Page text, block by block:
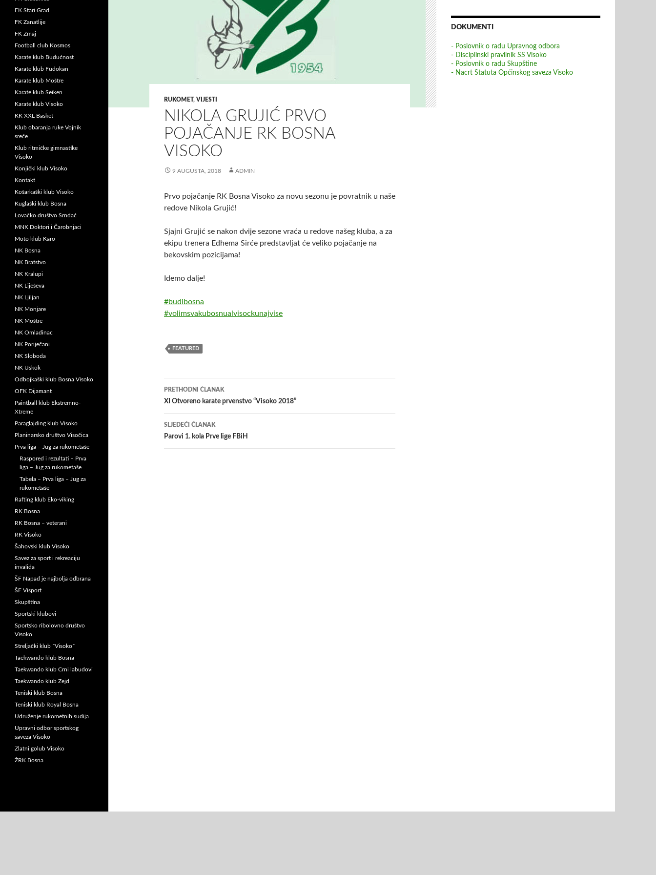
RUKOMET, VIJESTI
NIKOLA GRUJIĆ PRVO
POJAČANJE RK BOSNA
VISOKO
9 AUGUSTA, 2018 ADMIN
Prvo pojačanje RK Bosna Visoko za novu sezonu je povratnik u naše
redove Nikola Grujić!
Sjajni Grujić se nakon dvije sezone vraća u redove našeg kluba, a za
ekipu trenera Edhema Sirće predstavljat će veliko pojačanje na
bekovskim pozicijama!
Idemo dalje!
#budibosna
#volimsvakubosnualvisockunajvise
FEATURED
Navigacija
članaka
PRETHODNI ČLANAK
XI Otvoreno karate prvenstvo “Visoko 2018”
SLJEDEĆI ČLANAK
Parovi 1. kola Prve lige FBiH
DOKUMENTI
- Poslovnik o radu Upravnog odbora
- Disciplinski pravilnik SS Visoko
- Poslovnik o radu Skupštine
- Nacrt Statuta Općinskog saveza Visoko
FK Stari Grad
FK Zanatlije
FK Zmaj
Football club Kosmos
Karate klub Budućnost
Karate klub Fudokan
Karate klub Moštre
Karate klub Seiken
Karate klub Visoko
KK XXL Basket
Klub obaranja ruke Vojnik
sreće
Klub ritmičke gimnastike
Visoko
Konjički klub Visoko
Kontakt
Košarkaški klub Visoko
Kuglaški klub Bosna
Lovačko društvo Srndać
MNK Doktori i Čarobnjaci
Moto klub Karo
NK Bosna
NK Bratstvo
NK Kralupi
NK Liješeva
NK Ljiljan
NK Monjare
NK Moštre
NK Omladinac
NK Poriječani
NK Sloboda
NK Uskok
Odbojkaški klub Bosna Visoko
OFK Dijamant
Paintball klub Ekstremno-
Xtreme
Paraglajding klub Visoko
Planinarsko društvo Visočica
Prva liga – Jug za rukometaše
Raspored i rezultati – Prva
liga – Jug za rukometaše
Tabela – Prva liga – Jug za
rukometaše
Rafting klub Eko-viking
RK Bosna
RK Bosna – veterani
RK Visoko
Šahovski klub Visoko
Savez za sport i rekreaciju
invalida
ŠF Napad je najbolja odbrana
ŠF Visport
Skupština
Sportski klubovi
Sportsko ribolovno društvo
Visoko
Streljački klub ˝Visoko˝
Taekwando klub Bosna
Taekwando klub Crni labudovi
Taekwando klub Zejd
Teniski klub Bosna
Teniski klub Royal Bosna
Udruženje rukometnih sudija
Upravni odbor sportskog
saveza Visoko
Zlatni golub Visoko
ŽRK Bosna